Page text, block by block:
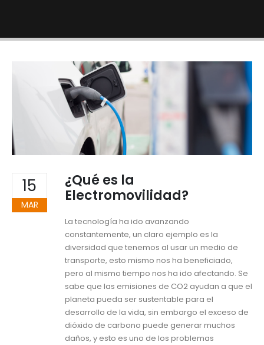
15
MAR
¿Qué es la
Electromovilidad?
La tecnología ha ido avanzando
constantemente, un claro ejemplo es la
diversidad que tenemos al usar un medio de
transporte, esto mismo nos ha beneficiado,
pero al mismo tiempo nos ha ido afectando. Se
sabe que las emisiones de CO2 ayudan a que el
planeta pueda ser sustentable para el
desarrollo de la vida, sin embargo el exceso de
dióxido de carbono puede generar muchos
daños, y esto es uno de los problemas